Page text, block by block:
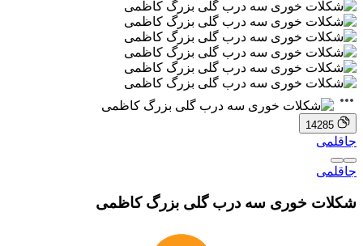
14285
جاقلمی
جاقلمی
شکلات خوری سه درب گلی بزرگ کاظمی